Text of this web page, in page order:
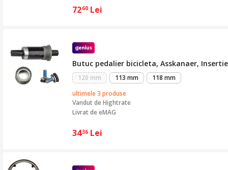
7260 Lei
Butuc pedalier bicicleta, Asskanaer,
120 mm 113 mm
118 mm
ultimele 3 produse
Vandut deHightrate
Livrat de eMAG
3436 Lei